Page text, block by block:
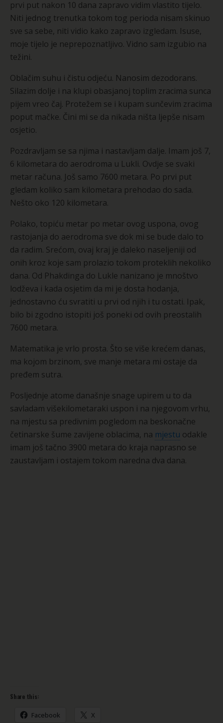
prvi put nakon 10 dana zapravo vidim vlastito tijelo.
Niti jednog trenutka tokom tog perioda nisam skinuo
sve sa sebe, niti vidio kako zapravo izgledam. Isuse,
moje tijelo je neprepoznatljivo. Vidno sam izgubio na
težini.
Oblačim suhu i čistu odjeću. Nanosim dezodorans.
Silazim dolje i na klupi obasjanoj toplim zracima sunca
pijem vreo čaj. Protežem se i kupam sunčevim zracima
poput mačke. Čini mi se da nikada ništa ljepše nisam
osjetio.
Pozdravljam se sa njima i nastavljam dalje. Imam još 7,
6 kilometara do aerodroma u Lukli. Ovdje se svaki
metar računa. Još samo 7600 metara. Po prvi put
gledam koliko sam kilometara prehodao do sada.
Nešto oko 120 kilometara.
Polako, topiću metar po metar ovog uspona, ovog
rastojanja do aerodroma sve dok mi se bude dalo to
da radim. Srećom, ovaj kraj je daleko naseljeniji od
onih kroz koje sam prolazio tokom proteklih nekoliko
dana. Od Phakdinga do Lukle nanizano je mnoštvo
lodževa i kada osjetim da mi je dosta hodanja,
jednostavno ću svratiti u prvi od njih i tu ostati. Ipak,
bilo bi zgodno istopiti još poneki od ovih preostalih
7600 metara.
Matematika je vrlo prosta. Što se više krećem danas,
ma kojom brzinom, sve manje metara mi ostaje da
pređem sutra.
Posljednje atome današnje snage upirem u to da
savladam višekilometaraki uspon i na njegovom vrhu,
na mjestu sa predivnim pogledom na beskonačne
četinarske šume zavijene oblacima, na mjestu odakle
imam još tačno 3900 metara do kraja naprasno se
zaustavljam i ostajem tokom naredna dva dana.
Share this:
Facebook X